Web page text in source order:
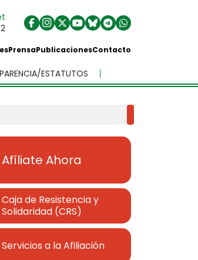
PrensaPublicacionesContacto
ESTATUTOS
Afíliate Ahora
Caja de Resistencia y
Solidaridad (CRS)
Servicios a la Afiliación